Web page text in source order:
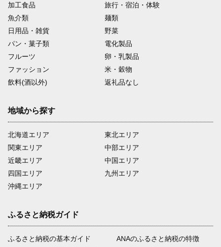
加工食品
旅行・宿泊・体験
魚介類
麺類
日用品・雑貨
野菜
パン・菓子類
電化製品
フルーツ
卵・乳製品
ファッション
米・穀物
飲料(酒以外)
返礼品なし
地域から探す
北海道エリア
関東エリア
近畿エリア
四国エリア
沖縄エリア
東北エリア
中部エリア
中国エリア
九州エリア
ふるさと納税ガイド
ふるさと納税の基本ガイド
ANAのふるさと納税の特徴